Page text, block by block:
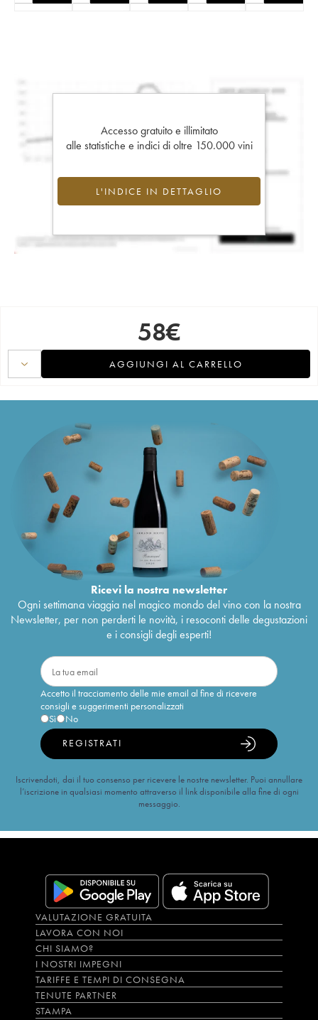
Accesso gratuito e illimitato
alle statistiche e indici di oltre 150.000 vini
L'INDICE IN DETTAGLIO
58€
AGGIUNGI AL CARRELLO
Ricevi la nostra newsletter
Ogni settimana viaggia nel magico mondo del vino con la nostra
Newsletter, per non perderti le novità, i resoconti delle degustazioni
e i consigli degli esperti!
Accetto il tracciamento delle mie email al fine di ricevere
consigli e suggerimenti personalizzati
Sì
No
REGISTRATI
Iscrivendoti, dai il tuo consenso per ricevere le nostre newsletter. Puoi annullare
l’iscrizione in qualsiasi momento attraverso il link disponibile alla fine di ogni
messaggio.
VALUTAZIONE GRATUITA
LAVORA CON NOI
CHI SIAMO?
I NOSTRI IMPEGNI
TARIFFE E TEMPI DI CONSEGNA
TENUTE PARTNER
STAMPA